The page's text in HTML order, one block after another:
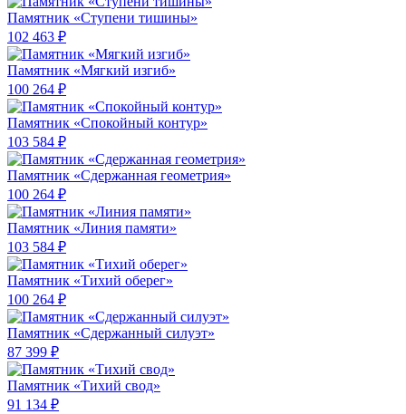
Памятник «Ступени тишины»
102 463 ₽
Памятник «Мягкий изгиб»
100 264 ₽
Памятник «Спокойный контур»
103 584 ₽
Памятник «Сдержанная геометрия»
100 264 ₽
Памятник «Линия памяти»
103 584 ₽
Памятник «Тихий оберег»
100 264 ₽
Памятник «Сдержанный силуэт»
87 399 ₽
Памятник «Тихий свод»
91 134 ₽